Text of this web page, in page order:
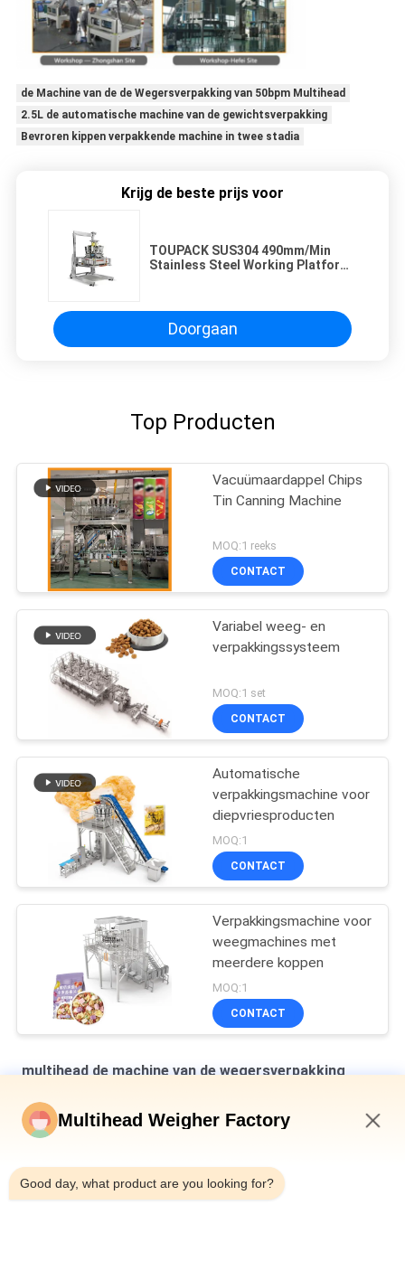
de Machine van de de Wegersverpakking van 50bpm Multihead
2.5L de automatische machine van de gewichtsverpakking
Bevroren kippen verpakkende machine in twee stadia
Krijg de beste prijs voor
TOUPACK SUS304 490mm/Min
Stainless Steel Working Platform
Doorgaan
Top Producten
Vacuümaardappel Chips
Tin Canning Machine
MOQ:1 reeks
CONTACT
Variabel weeg- en
verpakkingssysteem
MOQ:1 set
CONTACT
Automatische
verpakkingsmachine voor
diepvriesproducten
MOQ:1
CONTACT
Verpakkingsmachine voor
weegmachines met
meerdere koppen
MOQ:1
CONTACT
multihead de machine van de wegersverpakking
Verticale multihead weegmachine voor het verpakken van
brood in zakken
flessen met blik 10-500 g ingeblikt slakkenvlees
Multihead Weigher Factory
Good day, what product are you looking for?